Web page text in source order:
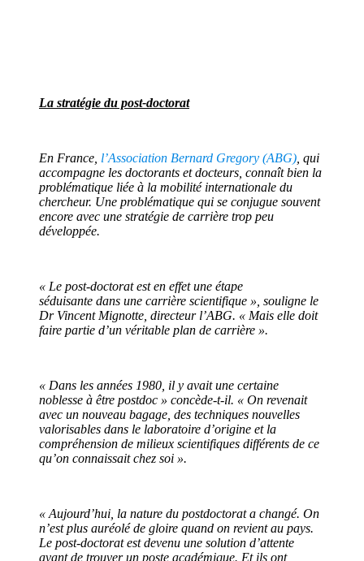
La stratégie du post-doctorat
En France, l’Association Bernard Gregory (ABG) , qui
accompagne les doctorants et docteurs, connaît bien la
problématique liée à la mobilité internationale du
chercheur. Une problématique qui se conjugue souvent
encore avec une stratégie de carrière trop peu
développée.
« Le post-doctorat est en effet une étape
séduisante dans une carrière scientifique », souligne le
Dr Vincent Mignotte, directeur l’ABG. « Mais elle doit
faire partie d’un véritable plan de carrière ».
« Dans les années 1980, il y avait une certaine
noblesse à être postdoc » concède-t-il. « On revenait
avec un nouveau bagage, des techniques nouvelles
valorisables dans le laboratoire d’origine et la
compréhension de milieux scientifiques différents de ce
qu’on connaissait chez soi ».
« Aujourd’hui, la nature du postdoctorat a changé. On
n’est plus auréolé de gloire quand on revient au pays.
Le post-doctorat est devenu une solution d’attente
avant de trouver un poste académique. Et ils ont